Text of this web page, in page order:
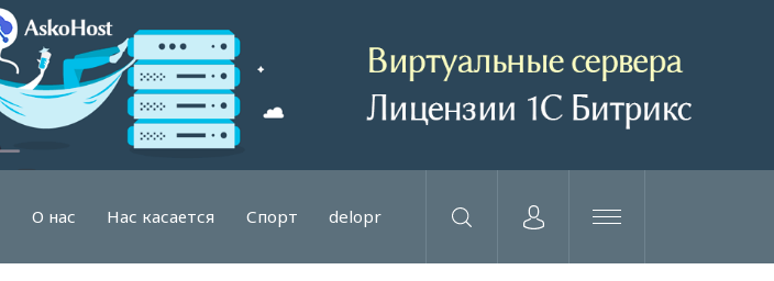
О нас Нас касается Спорт delopr